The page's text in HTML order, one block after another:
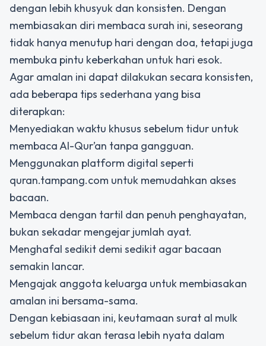
dengan lebih khusyuk dan konsisten. Dengan
membiasakan diri membaca surah ini, seseorang
tidak hanya menutup hari dengan doa, tetapi juga
membuka pintu keberkahan untuk hari esok.
Agar amalan ini dapat dilakukan secara konsisten,
ada beberapa tips sederhana yang bisa
diterapkan:
Menyediakan waktu khusus sebelum tidur untuk
membaca Al-Qur’an tanpa gangguan.
Menggunakan platform digital seperti
quran.tampang.com untuk memudahkan akses
bacaan.
Membaca dengan tartil dan penuh penghayatan,
bukan sekadar mengejar jumlah ayat.
Menghafal sedikit demi sedikit agar bacaan
semakin lancar.
Mengajak anggota keluarga untuk membiasakan
amalan ini bersama-sama.
Dengan kebiasaan ini, keutamaan surat al mulk
sebelum tidur akan terasa lebih nyata dalam